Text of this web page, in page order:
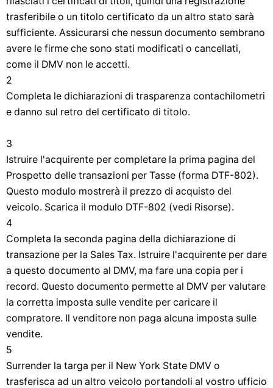
trasferibile o un titolo certificato da un altro stato sarà
sufficiente. Assicurarsi che nessun documento sembrano
avere le firme che sono stati modificati o cancellati,
come il DMV non le accetti.
2
Completa le dichiarazioni di trasparenza contachilometri
e danno sul retro del certificato di titolo.
3
Istruire l'acquirente per completare la prima pagina del
Prospetto delle transazioni per Tasse (forma DTF-802).
Questo modulo mostrerà il prezzo di acquisto del
veicolo. Scarica il modulo DTF-802 (vedi Risorse).
4
Completa la seconda pagina della dichiarazione di
transazione per la Sales Tax. Istruire l'acquirente per dare
a questo documento al DMV, ma fare una copia per i
record. Questo documento permette al DMV per valutare
la corretta imposta sulle vendite per caricare il
compratore. Il venditore non paga alcuna imposta sulle
vendite.
5
Surrender la targa per il New York State DMV o
trasferisca ad un altro veicolo portandoli al vostro ufficio